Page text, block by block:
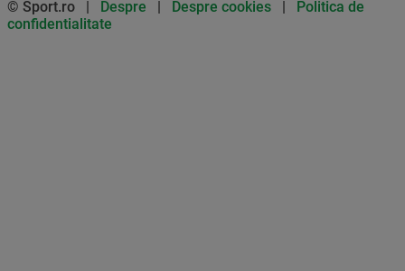
© Sport.ro | Despre | Despre cookies | Politica de
confidentialitate